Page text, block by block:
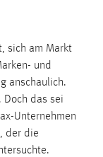
sich am Markt
und
anschaulich.
Doch das sei
Unternehmen
der die
mibew-
können.